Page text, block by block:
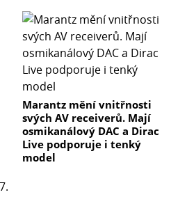
Marantz mění vnitřnosti
svých AV receiverů. Mají
osmikanálový DAC a Dirac
Live podporuje i tenký
model